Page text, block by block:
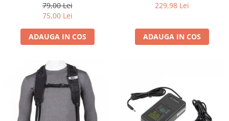
Suruburi si piulite, adaptoare de
Calibrare expunere
Cartuse si cerneluri
Imprimante
Scannere Documente
Hartie foto
79,00 Lei
75,00 Lei
ADAUGA IN COS
229,98 Lei
ADAUGA IN COS